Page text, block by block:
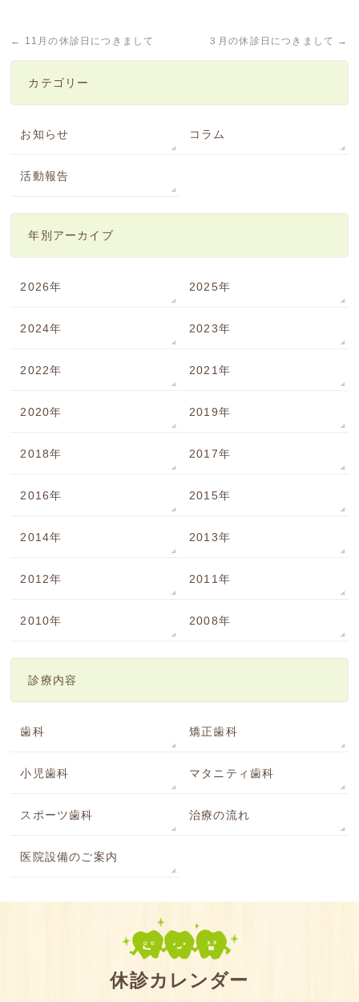
← 11月の休診日につきまして ３月の休診日につきまして →
カテゴリー
お知らせ コラム
活動報告
年別アーカイブ
2026年 2025年
2024年 2023年
2022年 2021年
2020年 2019年
2018年 2017年
2016年 2015年
2014年 2013年
2012年 2011年
2010年 2008年
診療内容
歯科 矯正歯科
小児歯科 マタニティ歯科
スポーツ歯科 治療の流れ
医院設備のご案内
休診カレンダー